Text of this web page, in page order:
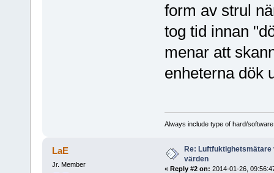
form av strul
tog tid innan
menar att
enheterna dök
Always include type of hard/
LaE
Jr. Member
Re: Luftfuktighetsmätare
värden
« Reply #2 on: 2014-01-26,